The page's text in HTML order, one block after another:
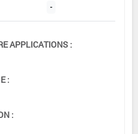
-
APPLICATIONS :
:
: